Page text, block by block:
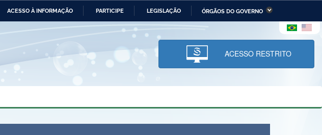
ACESSO À INFORMAÇÃO PARTICIPE LEGISLAÇÃO ÓRGÃOS DO GOVERNO
das Relações Ministério da Economia Ministério da Infraestrutura
Ministério da Ciência,
Tecnologia, Inovações e
Comunicações
e dos Direitos Humanos
do Brasil Planalto
ACESSO RESTRITO